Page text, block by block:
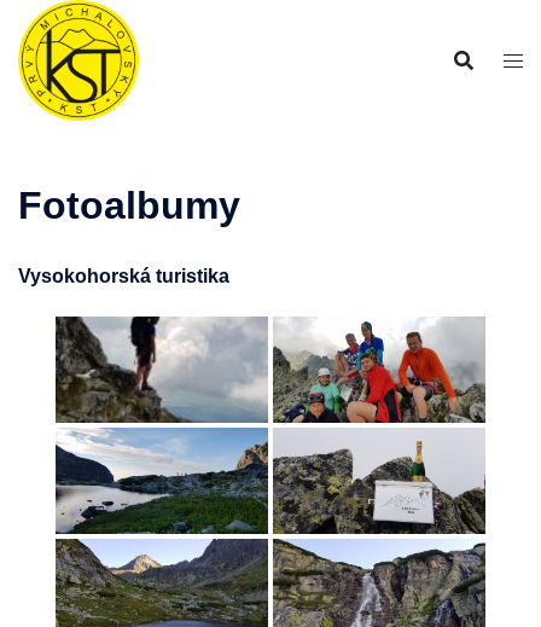
Preskočiť
obsah
Fotoalbumy
Vysokohorská turistika